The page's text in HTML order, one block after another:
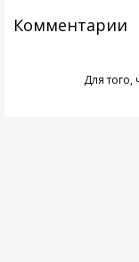
Комментарии
Для того,